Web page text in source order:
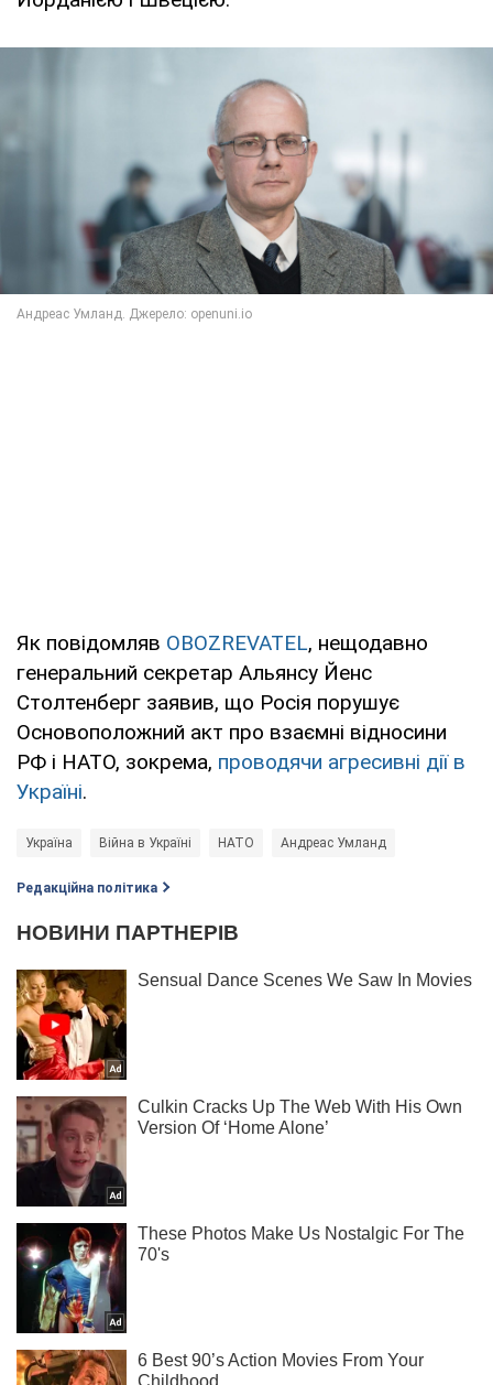
Як повідомляв OBOZREVATEL, нещодавно
генеральний секретар Альянсу Йенс
Столтенберг заявив, що Росія порушує
Основоположний акт про взаємні відносини
РФ і НАТО, зокрема, проводячи агресивні дії в
Україні.
Україна Війна в Україні НАТО Андреас Умланд
Редакційна політика